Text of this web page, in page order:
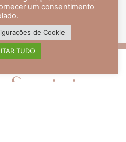
mais +
um consentimento
de Cookie
TUDO